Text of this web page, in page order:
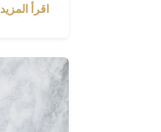
اقرأ المزيد